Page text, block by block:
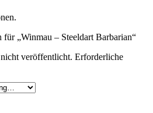
für „Winmau – Steeldart Barbarian“
veröffentlicht. Erforderliche